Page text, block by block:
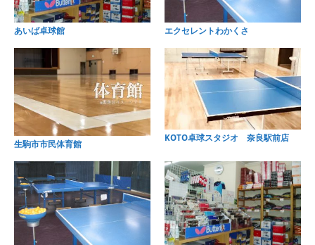
あいば卓球館 エクセレントわかくさ
生駒市市民体育館
KOTO卓球スタジオ 奈良駅前店